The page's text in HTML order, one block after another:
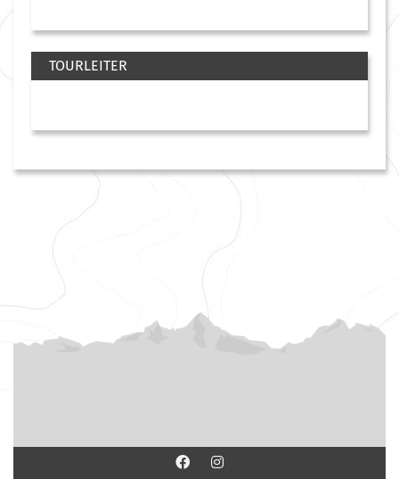
TOURLEITER